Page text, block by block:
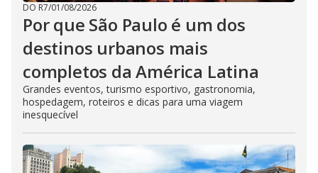
DO R7/01/08/2026
Por que São Paulo é um dos
destinos urbanos mais
completos da América Latina
Grandes eventos, turismo esportivo, gastronomia,
hospedagem, roteiros e dicas para uma viagem
inesquecível